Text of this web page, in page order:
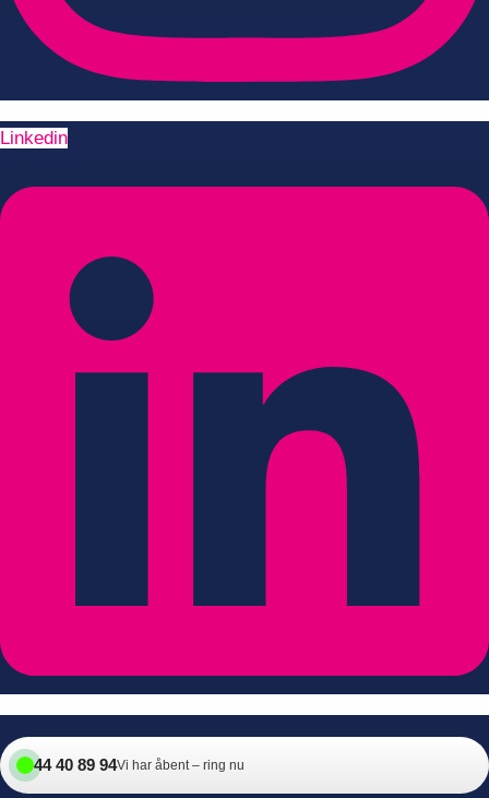
Linkedin
44 40 89 94Vi har åbent – ring nu